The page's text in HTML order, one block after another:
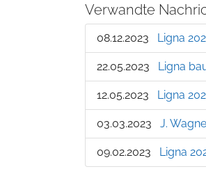
Verwandte
08.12.2023 Ligna
22.05.2023 Ligna
12.05.2023 Ligna
03.03.2023 J.
09.02.2023 Ligna